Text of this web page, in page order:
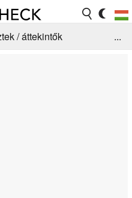
/ áttekintők
...